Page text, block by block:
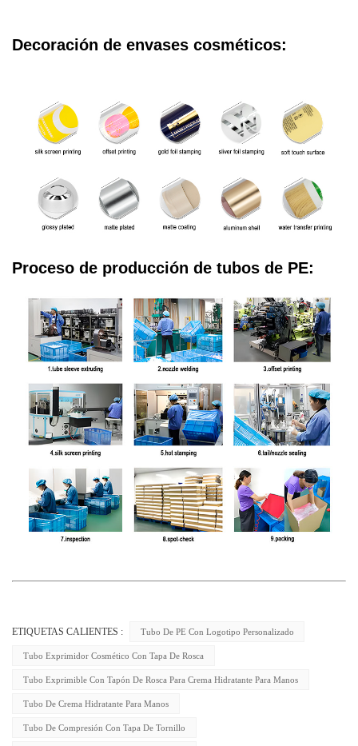
Decoración de envases cosméticos:
Proceso de producción de tubos de PE:
ETIQUETAS CALIENTES : Tubo De PE Con Logotipo Personalizado
Tubo Exprimidor Cosmético Con Tapa De Rosca
Tubo Exprimible Con Tapón De Rosca Para Crema Hidratante Para Manos
Tubo De Crema Hidratante Para Manos
Tubo De Compresión Con Tapa De Tornillo